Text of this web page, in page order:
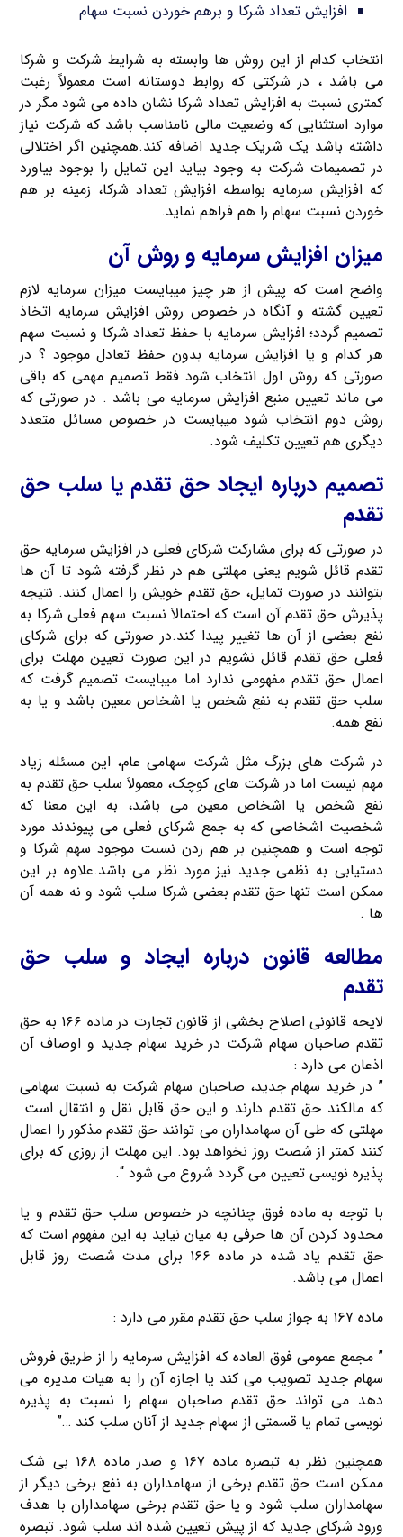
افزایش تعداد شرکا و برهم خوردن نسبت سهام
انتخاب کدام از این روش ها وابسته به شرایط شرکت و شرکا
می باشد ، در شرکتی که روابط دوستانه است معمولاً رغبت
کمتری نسبت به افزایش تعداد شرکا نشان داده می شود مگر در
موارد استثنایی که وضعیت مالی نامناسب باشد که شرکت نیاز
داشته باشد یک شریک جدید اضافه کند.همچنین اگر اختلالی
در تصمیمات شرکت به وجود بیاید این تمایل را بوجود بیاورد
که افزایش سرمایه بواسطه افزایش تعداد شرکا، زمینه بر هم
خوردن نسبت سهام را هم فراهم نماید.
میزان افزایش سرمایه و روش آن
واضح است که پیش از هر چیز میبایست میزان سرمایه لازم
تعیین گشته و آنگاه در خصوص روش افزایش سرمایه اتخاذ
تصمیم گردد؛ افزایش سرمایه با حفظ تعداد شرکا و نسبت سهم
هر کدام و یا افزایش سرمایه بدون حفظ تعادل موجود ؟ در
صورتی که روش اول انتخاب شود فقط تصمیم مهمی که باقی
می ماند تعیین منبع افزایش سرمایه می باشد . در صورتی که
روش دوم انتخاب شود میبایست در خصوص مسائل متعدد
دیگری هم تعیین تکلیف شود.
تصمیم درباره ایجاد حق تقدم یا سلب حق
تقدم
در صورتی که برای مشارکت شرکای فعلی در افزایش سرمایه حق
تقدم قائل شویم یعنی مهلتی هم در نظر گرفته شود تا آن ها
بتوانند در صورت تمایل، حق تقدم خویش را اعمال کنند. نتیجه
پذیرش حق تقدم آن است که احتمالاَ نسبت سهم فعلی شرکا به
نفع بعضی از آن ها تغییر پیدا کند.در صورتی که برای شرکای
فعلی حق تقدم قائل نشویم در این صورت تعیین مهلت برای
اعمال حق تقدم مفهومی ندارد اما میبایست تصمیم گرفت که
سلب حق تقدم به نفع شخص یا اشخاص معین باشد و یا به
نفع همه.
در شرکت های بزرگ مثل شرکت سهامی عام، این مسئله زیاد
مهم نیست اما در شرکت های کوچک، معمولاَ سلب حق تقدم به
نفع شخص یا اشخاص معین می باشد، به این معنا که
شخصیت اشخاصی که به جمع شرکای فعلی می پیوندند مورد
توجه است و همچنین بر هم زدن نسبت موجود سهم شرکا و
دستیابی به نظمی جدید نیز مورد نظر می باشد.علاوه بر این
ممکن است تنها حق تقدم بعضی شرکا سلب شود و نه همه آن
ها .
مطالعه قانون درباره ایجاد و سلب حق
تقدم
لایحه قانونی اصلاح بخشی از قانون تجارت در ماده ۱۶۶ به حق
تقدم صاحبان سهام شرکت در خرید سهام جدید و اوصاف آن
اذعان می دارد :
” در خرید سهام جدید، صاحبان سهام شرکت به نسبت سهامی
که مالکند حق تقدم دارند و این حق قابل نقل و انتقال است.
مهلتی که طی آن سهامداران می توانند حق تقدم مذکور را اعمال
کنند کمتر از شصت روز نخواهد بود. این مهلت از روزی که برای
پذیره نویسی تعیین می گردد شروع می شود “.
با توجه به ماده فوق چنانچه در خصوص سلب حق تقدم و یا
محدود کردن آن ها حرفی به میان نیاید به این مفهوم است که
حق تقدم یاد شده در ماده ۱۶۶ برای مدت شصت روز قابل
اعمال می باشد.
ماده ۱۶۷ به جواز سلب حق تقدم مقرر می دارد :
” مجمع عمومی فوق العاده که افزایش سرمایه را از طریق فروش
سهام جدید تصویب می کند یا اجازه آن را به هیات مدیره می
دهد می تواند حق تقدم صاحبان سهام را نسبت به پذیره
نویسی تمام یا قسمتی از سهام جدید از آنان سلب کند …”
همچنین نظر به تبصره ماده ۱۶۷ و صدر ماده ۱۶۸ بی شک
ممکن است حق تقدم برخی از سهامداران به نفع برخی دیگر از
سهامداران سلب شود و یا حق تقدم برخی سهامداران با هدف
ورود شرکای جدید که از پیش تعیین شده اند سلب شود. تبصره